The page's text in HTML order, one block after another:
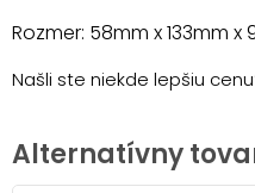
Rozmer: 58mm x 133mm x
Našli ste niekde lepšiu
Alternatívny